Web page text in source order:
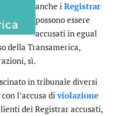
anche iRegistrar
possono essere
accusati in egual
della Transamerica,
sì.
in tribunale diversi
l’accusa diviolazione
dei Registrar accusati,